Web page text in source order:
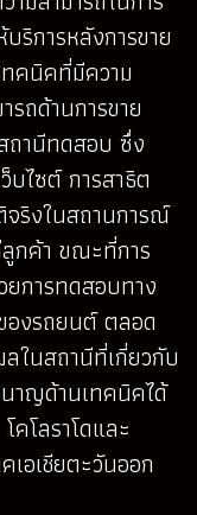
ริการหลังการขาย
ทคนิคที่มีความ
รถด้านการขาย
ถานีทดสอบ ซึ่ง
ไซต์ การสาธิต
ริงในสถานการณ์
กค้า ขณะที่การ
ยการทดสอบทาง
องรถยนต์ ตลอด
ในสถานีที่เกี่ยวกับ
าญด้านเทคนิคได้
คโลราโดและ
เอเชียตะวันออก